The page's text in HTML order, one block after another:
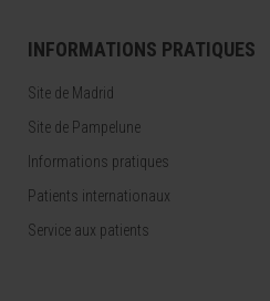
INFORMATIONS PRATIQUES
Site de Madrid
Site de Pampelune
Informations pratiques
Patients internationaux
Service aux patients